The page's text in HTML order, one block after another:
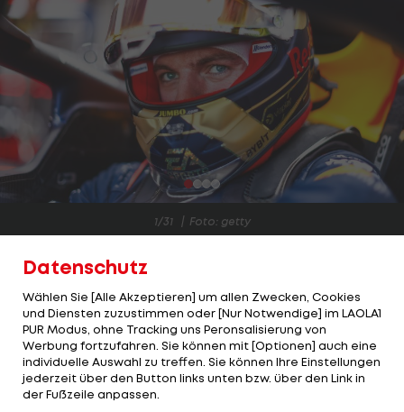
1/31 Foto: getty
Auch heuer wird der amtierende Weltmeister Max
schlagen gilt. 19 Fahrer versuchen sich an dieser
Aufgabe.
Mit dem bevorstehenden Abgang von
Rekordweltmeister Lewis Hamilton von Mercedes
Datenschutz
Wählen Sie [Alle Akzeptieren] um allen Zwecken, Cookies
und Diensten zuzustimmen oder [Nur Notwendige] im LAOLA1
PUR Modus, ohne Tracking uns Peronsalisierung von
Werbung fortzufahren. Sie können mit [Optionen] auch eine
individuelle Auswahl zu treffen. Sie können Ihre Einstellungen
jederzeit über den Button links unten bzw. über den Link in
der Fußzeile anpassen.